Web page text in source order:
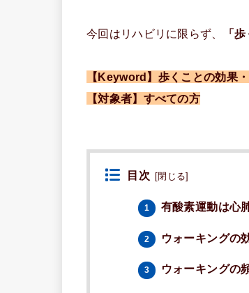
今回はリハビリに限らず、 「
【Keyword】歩くことの効果
【対象者】すべての方
目次 閉じる
1 有酸素運動は心
2 ウォーキングの
3 ウォーキングの